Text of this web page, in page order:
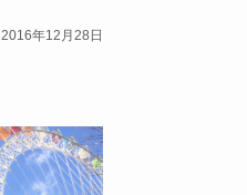
2016年12月28日